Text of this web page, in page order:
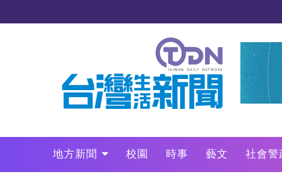
地方新聞 校園 時事 藝文 社會警
政治
財經 LO叩敲敲門